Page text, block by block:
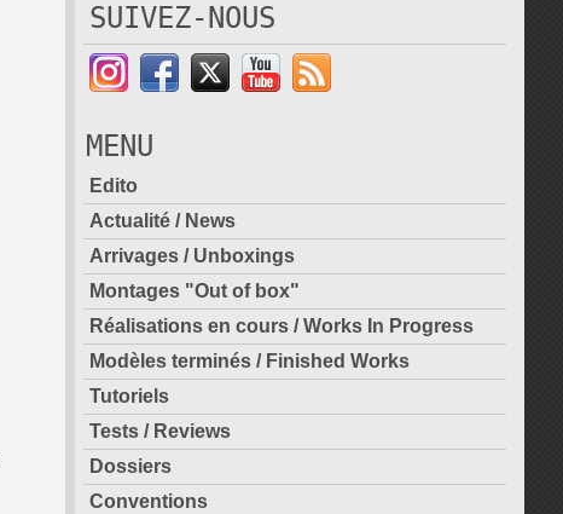
SUIVEZ-NOUS
MENU
Edito
Actualité / News
Arrivages / Unboxings
Montages "Out of box"
Réalisations en cours / Works In Progress
Modèles terminés / Finished Works
Tutoriels
Tests / Reviews
Dossiers
Conventions